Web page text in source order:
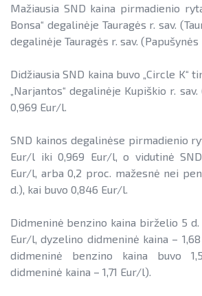
Mažiausia SND kaina pirmadienio
Bonsa“ degalinėje Tauragės r. sav.
degalinėje Tauragės r. sav. (Papušynės
Didžiausia SND kaina buvo „Circle K“
„Narjantos“ degalinėje Kupiškio r.
0,969 Eur/l.
SND kainos degalinėse pirmadienio
Eur/l iki 0,969 Eur/l, o vidutinė
Eur/l, arba 0,2 proc. mažesnė nei
d.), kai buvo 0,846 Eur/l.
Didmeninė benzino kaina birželio 5 d.
Eur/l, dyzelino didmeninė kaina –
didmeninė benzino kaina buvo
didmeninė kaina – 1,71 Eur/l).